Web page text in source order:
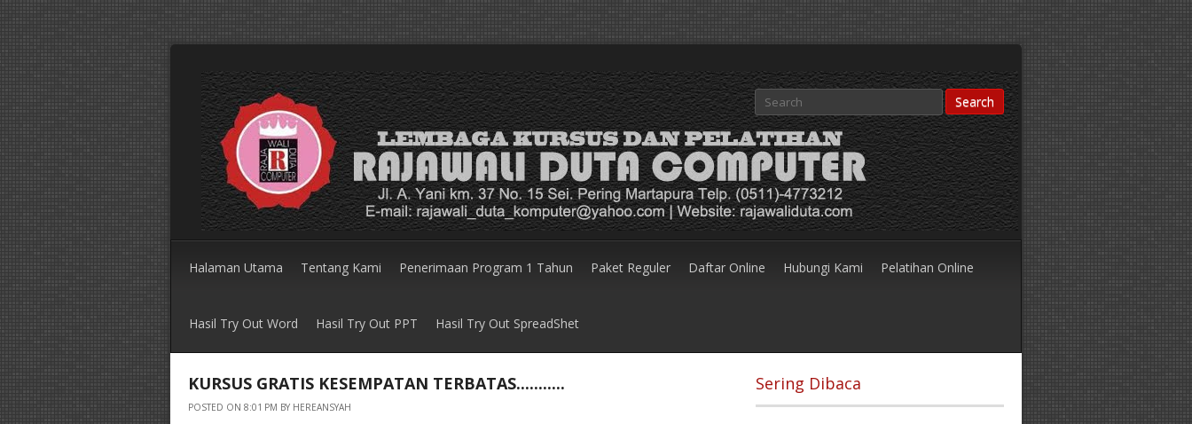
Halaman Utama Tentang Kami Penerimaan Program 1 Tahun Paket Reguler Daftar Online Hubungi Kami Pelatihan Online
Hasil Try Out Word Hasil Try Out PPT Hasil Try Out SpreadShet
KURSUS GRATIS KESEMPATAN TERBATAS...........
POSTED ON 8:01 PM BY HEREANSYAH
Sering Dibaca